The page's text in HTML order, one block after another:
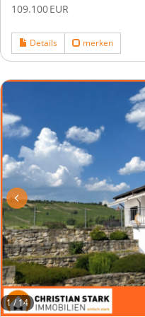
109.100 EUR
Details merken
1/ 14